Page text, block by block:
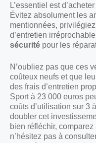
L’essentiel est
Évitez absolument les
mentionnées,
d’entretien
sécurité pour les
N’oubliez pas que ces
coûteux neufs et que
des frais d’entretien
Sport à 23 000 euros
coûts d’utilisation sur 3
doubler cet
bien réfléchir,
n’hésitez pas à